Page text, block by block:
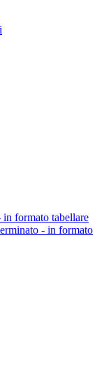
in formato tabellare
- in formato